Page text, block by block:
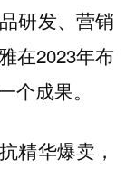
研发、营销
在2023年布
个成果。
精华爆卖，